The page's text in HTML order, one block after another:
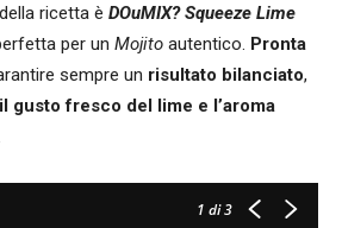
ricetta è DOuMIX? Squeeze Lime
per un Mojito autentico. Pronta
sempre un risultato bilanciato,
gusto fresco del lime e l’aroma
1 di 3